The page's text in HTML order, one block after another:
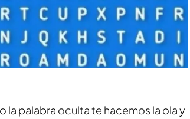
la palabra oculta te hacemos la ola y